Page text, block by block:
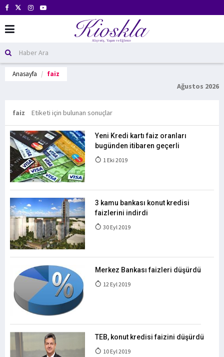
Anasayfa faiz
Ağustos 2026
faiz Etiketi için bulunan sonuçlar
Yeni Kredi kartı faiz oranları
bugünden itibaren geçerli
1 Eki 2019
3 kamu bankası konut kredisi
faizlerini indirdi
30 Eyl 2019
Merkez Bankası faizleri düşürdü
12 Eyl 2019
TEB, konut kredisi faizini düşürdü
10 Eyl 2019